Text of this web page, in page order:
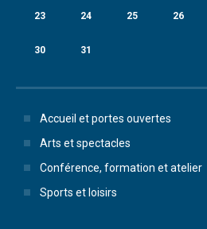
23 24 25 26
30 31
Accueil et portes ouvertes
Arts et spectacles
Conférence, formation et atelier
Sports et loisirs